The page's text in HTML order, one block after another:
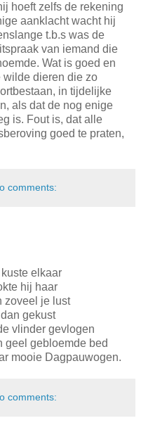
hoeft zelfs de rekening
aanklacht wacht hij
t.b.s was de
van iemand die
Wat is goed en
wilde dieren die zo
in tijdelijke
als dat de nog enige
is. Fout is, dat alle
goed te praten,
comments:
elkaar
hij haar
zoveel je lust
gekust
vlinder gevlogen
geel gebloemde bed
mooie Dagpauwogen.
comments: